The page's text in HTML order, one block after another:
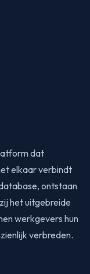
dat
elkaar verbindt
ontstaan
het uitgebreide
werkgevers hun
verbreden.